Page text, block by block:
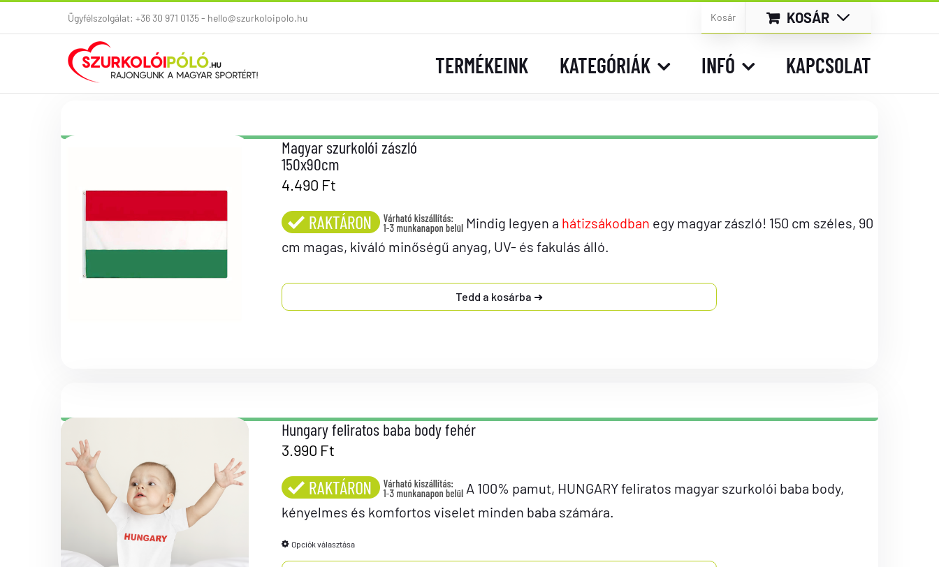
Ügyfélszolgálat: +36 30 971 0135 - hello@szurkoloipolo.hu Kosár KOSÁR
TERMÉKEINK KATEGÓRIÁK INFÓ KAPCSOLAT
Magyar szurkolói zászló
150x90cm
4.490 Ft
Mindig legyen a hátizsákodban egy magyar zászló! 150 cm széles, 90
cm magas, kiváló minőségű anyag, UV- és fakulás álló.
Tedd a kosárba
Hungary feliratos baba body fehér
3.990 Ft
A 100% pamut, HUNGARY feliratos magyar szurkolói baba body,
kényelmes és komfortos viselet minden baba számára.
Opciók választása